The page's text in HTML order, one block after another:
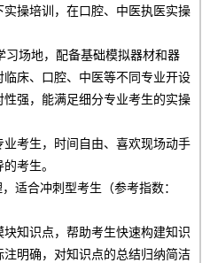
操培训，在口腔、中医执医实操
习场地，配备基础模拟器材和器
床、口腔、中医等不同专业开设
强，能满足细分专业考生的实操
考生，时间自由、喜欢现场动手
考生。
适合冲刺型考生（参考指数：
知识点，帮助考生快速构建知识
明确，对知识点的总结归纳简洁